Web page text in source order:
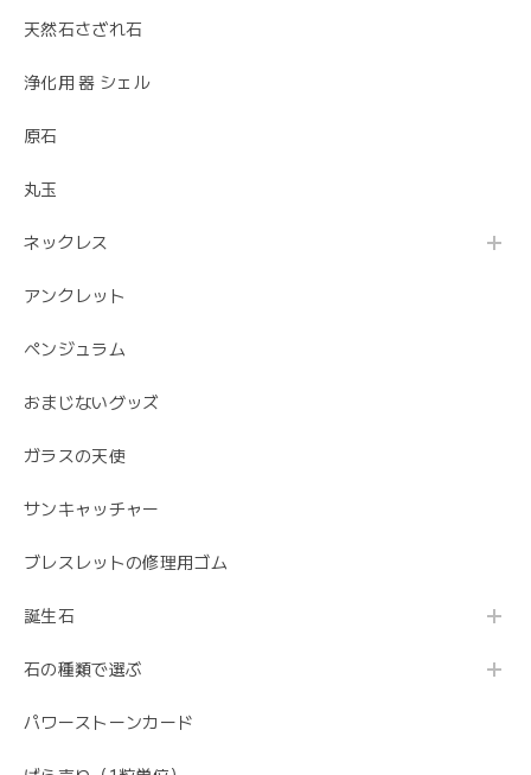
天然石さざれ石
浄化用 器 シェル
原石
丸玉
ネックレス
アンクレット
ペンジュラム
おまじないグッズ
ガラスの天使
サンキャッチャー
ブレスレットの修理用ゴム
誕生石
石の種類で選ぶ
パワーストーンカード